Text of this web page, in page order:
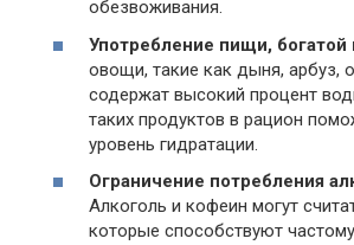
обезвоживания.
Употребление пищи, богатой
овощи, такие как дыня, арбуз,
содержат высокий процент
таких продуктов в рацион
уровень гидратации.
Ограничение потребления
Алкоголь и кофеин могут
которые способствуют